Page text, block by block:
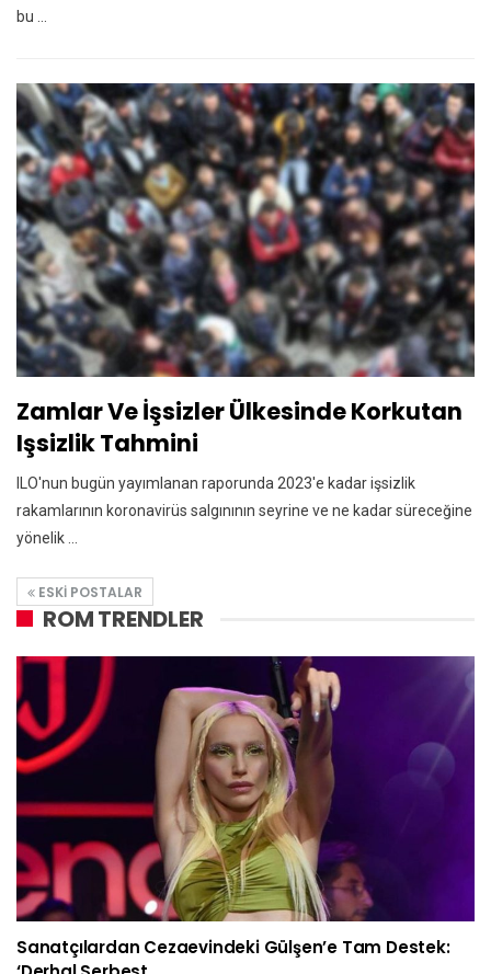
bu ...
Zamlar Ve İşsizler Ülkesinde Korkutan
Işsizlik Tahmini
ILO'nun bugün yayımlanan raporunda 2023'e kadar işsizlik
rakamlarının koronavirüs salgınının seyrine ve ne kadar süreceğine
yönelik ...
ESKI POSTALAR
ROM TRENDLER
Sanatçılardan Cezaevindeki Gülşen’e Tam Destek: